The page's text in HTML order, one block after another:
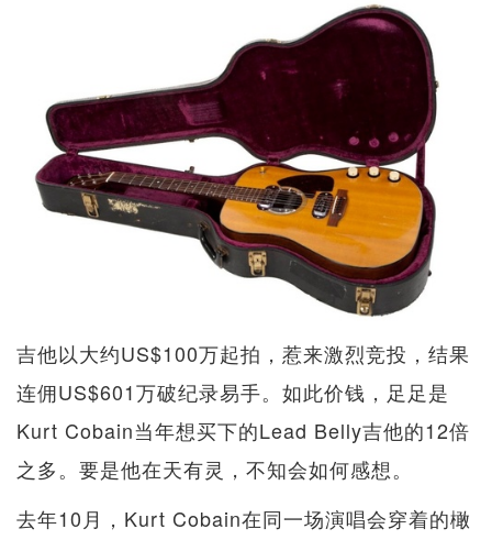
吉他以大约US$100万起拍，惹来激烈竞投，结果
连佣US$601万破纪录易手。如此价钱，足足是
Kurt Cobain当年想买下的Lead Belly吉他的12倍
之多。要是他在天有灵，不知会如何感想。
去年10月，Kurt Cobain在同一场演唱会穿着的橄